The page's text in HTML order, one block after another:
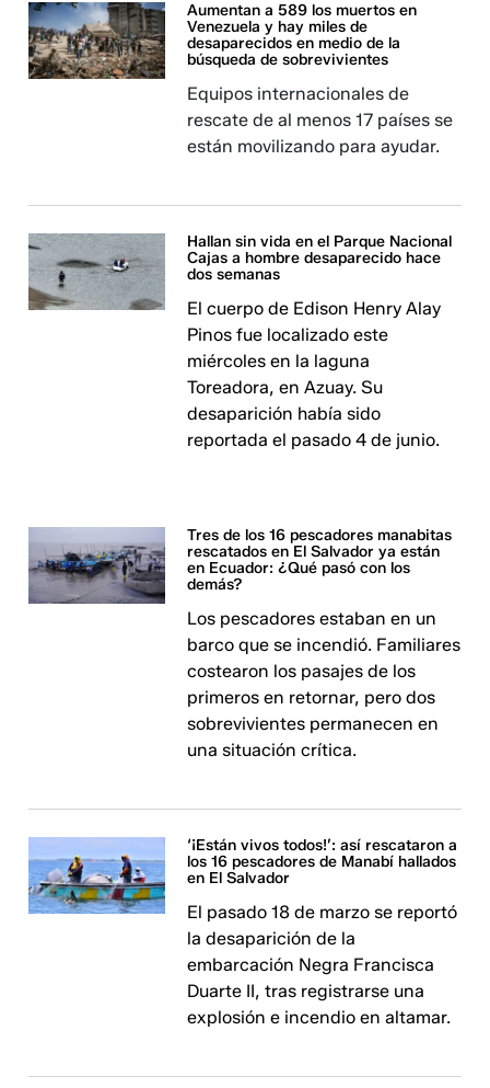
Aumentan a 589 los muertos en
Venezuela y hay miles de
desaparecidos en medio de la
búsqueda de sobrevivientes
Equipos internacionales de
rescate de al menos 17 países se
están movilizando para ayudar.
Hallan sin vida en el Parque Nacional
Cajas a hombre desaparecido hace
dos semanas
El cuerpo de Edison Henry Alay
Pinos fue localizado este
miércoles en la laguna
Toreadora, en Azuay. Su
desaparición había sido
reportada el pasado 4 de junio.
Tres de los 16 pescadores manabitas
rescatados en El Salvador ya están
en Ecuador: ¿Qué pasó con los
demás?
Los pescadores estaban en un
barco que se incendió. Familiares
costearon los pasajes de los
primeros en retornar, pero dos
sobrevivientes permanecen en
una situación crítica.
‘¡Están vivos todos!’: así rescataron a
los 16 pescadores de Manabí hallados
en El Salvador
El pasado 18 de marzo se reportó
la desaparición de la
embarcación Negra Francisca
Duarte II, tras registrarse una
explosión e incendio en altamar.